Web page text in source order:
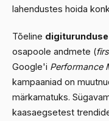
lahendustes hoida
Tõeline
osapoole andmete (
Google'i Performance
kampaaniad on
märkamatuks.
kaasaegsetest